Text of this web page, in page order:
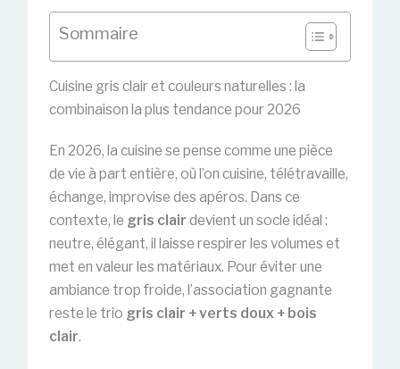
Sommaire
Cuisine gris clair et couleurs naturelles : la
combinaison la plus tendance pour 2026
En 2026, la cuisine se pense comme une pièce
de vie à part entière, où l’on cuisine, télétravaille,
échange, improvise des apéros. Dans ce
contexte, le gris clair devient un socle idéal :
neutre, élégant, il laisse respirer les volumes et
met en valeur les matériaux. Pour éviter une
ambiance trop froide, l’association gagnante
reste le trio gris clair + verts doux + bois
clair.